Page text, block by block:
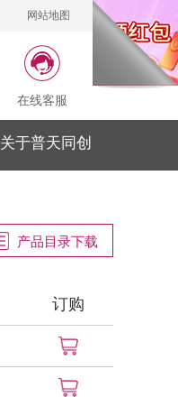
网站地图
在线客服
关于普天同创
产品目录下载
订购